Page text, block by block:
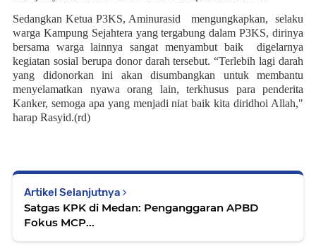
Sedangkan Ketua P3KS, Aminurasid mengungkapkan, selaku
warga Kampung Sejahtera yang tergabung dalam P3KS, dirinya
bersama warga lainnya sangat menyambut baik digelarnya
kegiatan sosial berupa donor darah tersebut. “Terlebih lagi darah
yang didonorkan ini akan disumbangkan untuk membantu
menyelamatkan nyawa orang lain, terkhusus para penderita
Kanker, semoga apa yang menjadi niat baik kita diridhoi Allah,"
harap Rasyid.(rd)
Artikel Selanjutnya
Satgas KPK di Medan: Penganggaran APBD
Fokus MCP...